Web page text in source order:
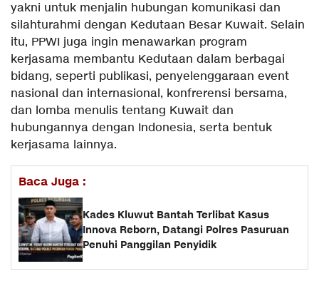
yakni untuk menjalin hubungan komunikasi dan
silahturahmi dengan Kedutaan Besar Kuwait. Selain
itu, PPWI juga ingin menawarkan program
kerjasama membantu Kedutaan dalam berbagai
bidang, seperti publikasi, penyelenggaraan event
nasional dan internasional, konfrerensi bersama,
dan lomba menulis tentang Kuwait dan
hubungannya dengan Indonesia, serta bentuk
kerjasama lainnya.
Baca Juga :
Kades Kluwut Bantah Terlibat Kasus
Innova Reborn, Datangi Polres Pasuruan
Penuhi Panggilan Penyidik